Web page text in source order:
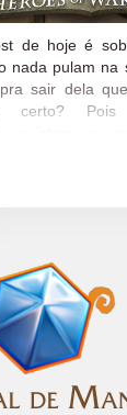
de hoje é
nada pulam
sair dela
certo? Pois
Covil da
a 5ª e última
e libere
da Peste
e libere uma
Aracnídeos